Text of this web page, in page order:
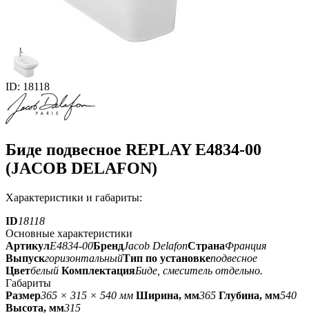
ID: 18118
Биде подвесное REPLAY E4834-00
(JACOB DELAFON)
Характеристики и габариты:
ID18118
Основные характеристики
АртикулE4834-00БрендJacob DelafonСтранаФранция
ВыпускгоризонтальныйТип по установкеподвесное
Цветбелый КомплектацияБиде, смеситель отдельно.
Габариты
Размер365 × 315 × 540 мм Ширина, мм365 Глубина, мм540
Высота, мм315